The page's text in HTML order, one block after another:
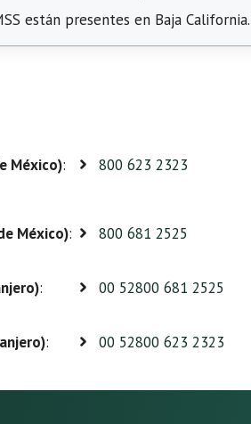
están presentes en Baja California.
México): 800 623 2323
México): 800 681 2525
: 00 52800 681 2525
: 00 52800 623 2323